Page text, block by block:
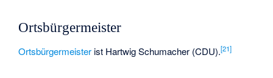
Ortsbürgermeister
Ortsbürgermeister ist Hartwig Schumacher (CDU).[21]